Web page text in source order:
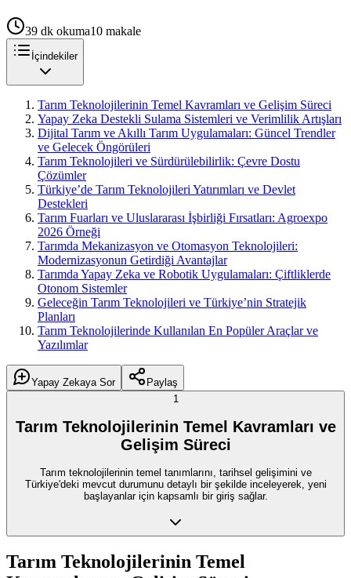
39 dk okuma10 makale
İçindekiler
Tarım Teknolojilerinin Temel Kavramları ve Gelişim Süreci
Yapay Zeka Destekli Sulama Sistemleri ve Verimlilik Artışları
Dijital Tarım ve Akıllı Tarım Uygulamaları: Güncel Trendler
ve Gelecek Öngörüleri
Tarım Teknolojileri ve Sürdürülebilirlik: Çevre Dostu
Çözümler
Türkiye’de Tarım Teknolojileri Yatırımları ve Devlet
Destekleri
Tarım Fuarları ve Uluslararası İşbirliği Fırsatları: Agroexpo
2026 Örneği
Tarımda Mekanizasyon ve Otomasyon Teknolojileri:
Modernizasyonun Getirdiği Avantajlar
Tarımda Yapay Zeka ve Robotik Uygulamaları: Çiftliklerde
Otonom Sistemler
Geleceğin Tarım Teknolojileri ve Türkiye’nin Stratejik
Planları
Tarım Teknolojilerinde Kullanılan En Popüler Araçlar ve
Yazılımlar
Yapay Zekaya Sor
Paylaş
1
Tarım Teknolojilerinin Temel Kavramları ve
Gelişim Süreci
Tarım teknolojilerinin temel tanımlarını, tarihsel gelişimini ve
Türkiye'deki mevcut durumunu detaylı bir şekilde inceleyerek, yeni
başlayanlar için kapsamlı bir giriş sağlar.
Tarım Teknolojilerinin Temel